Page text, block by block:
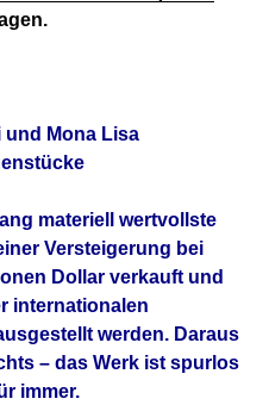
und Mona Lisa
materiell wertvollste
Versteigerung bei
Dollar verkauft und
internationalen
werden. Daraus
– das Werk ist spurlos
immer.